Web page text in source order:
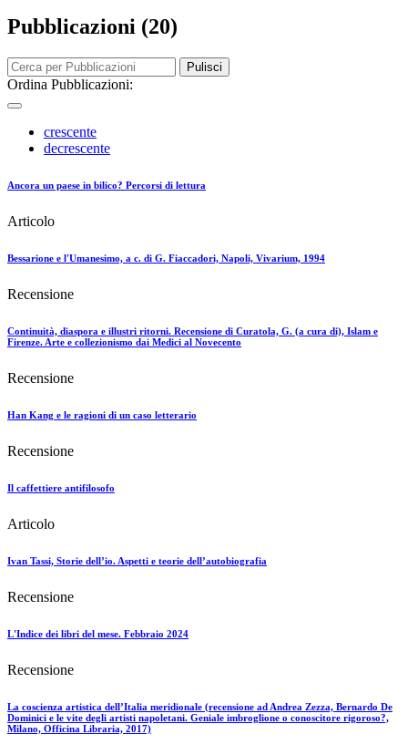
Pubblicazioni (20)
Pulisci
Ordina Pubblicazioni:
crescente
decrescente
Ancora un paese in bilico? Percorsi di lettura
Articolo
Bessarione e l'Umanesimo, a c. di G. Fiaccadori, Napoli, Vivarium, 1994
Recensione
Continuità, diaspora e illustri ritorni. Recensione di Curatola, G. (a cura di), Islam e
Firenze. Arte e collezionismo dai Medici al Novecento
Recensione
Han Kang e le ragioni di un caso letterario
Recensione
Il caffettiere antifilosofo
Articolo
Ivan Tassi, Storie dell’io. Aspetti e teorie dell’autobiografia
Recensione
L'Indice dei libri del mese. Febbraio 2024
Recensione
La coscienza artistica dell’Italia meridionale (recensione ad Andrea Zezza, Bernardo De
Dominici e le vite degli artisti napoletani. Geniale imbroglione o conoscitore rigoroso?,
Milano, Officina Libraria, 2017)